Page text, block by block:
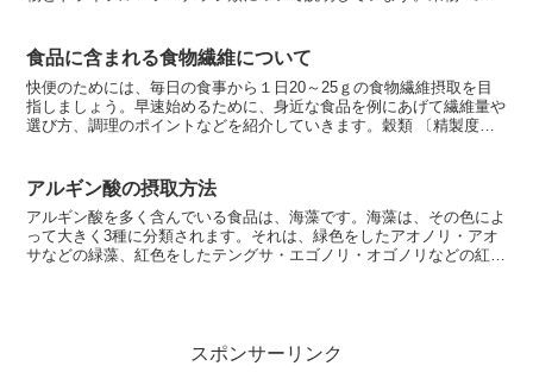
食品に含まれる食物繊維について
快便のためには、毎日の食事から１日20～25ｇの食物繊維摂取を目
指しましょう。早速始めるために、身近な食品を例にあげて繊維量や
選び方、調理のポイントなどを紹介していきます。穀類 〔精製度の
アルギン酸の摂取方法
アルギン酸を多く含んでいる食品は、海藻です。海藻は、その色によ
って大きく3種に分類されます。それは、緑色をしたアオノリ・アオ
サなどの緑藻、紅色をしたテングサ・エゴノリ・オゴノリなどの紅
スポンサーリンク